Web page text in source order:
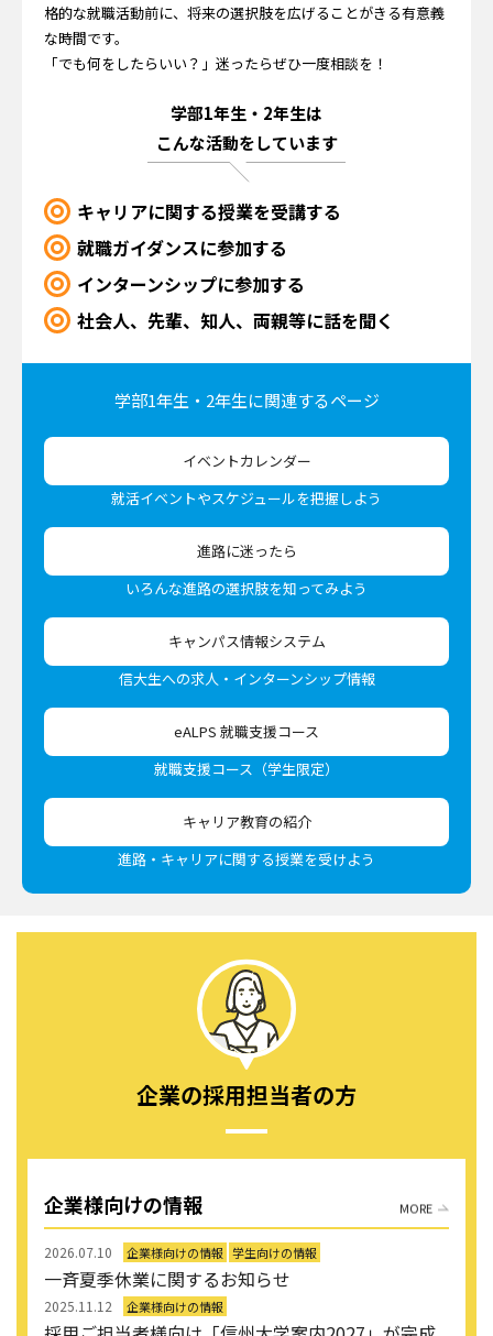
格的な就職活動前に、将来の選択肢を広げることがきる有意義
な時間です。
「でも何をしたらいい？」迷ったらぜひ一度相談を！
学部1年生・2年生は
こんな活動をしています
キャリアに関する授業を受講する
就職ガイダンスに参加する
インターンシップに参加する
社会人、先輩、知人、両親等に話を聞く
学部1年生・2年生に関連するページ
イベントカレンダー
就活イベントやスケジュールを把握しよう
進路に迷ったら
いろんな進路の選択肢を知ってみよう
キャンパス情報システム
信大生への求人・インターンシップ情報
eALPS 就職支援コース
就職支援コース（学生限定）
キャリア教育の紹介
進路・キャリアに関する授業を受けよう
企業の採用担当者の方
企業様向けの情報 MORE
2026.07.10 企業様向けの情報 学生向けの情報
一斉夏季休業に関するお知らせ
2025.11.12 企業様向けの情報